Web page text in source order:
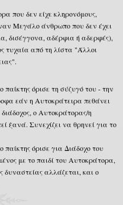
που δεν είχε κληρονόμους,
Μεγάλο άνθρωπο που δεν έχει
δισέγγονα, αδέρφια ή αδερφές),
τυχαία από τη λίστα "Άλλοι
όρισε τη σύζυγό του - την
εάν η Αυτοκράτειρα πεθάνει
ο Αυτοκράτορας/η
ξανά. Συνεχίζει να θρηνεί για το
όρισε για Διάδοχο του
με το παιδί του Αυτοκράτορα,
δυναστείας αλλάζεται, και ο